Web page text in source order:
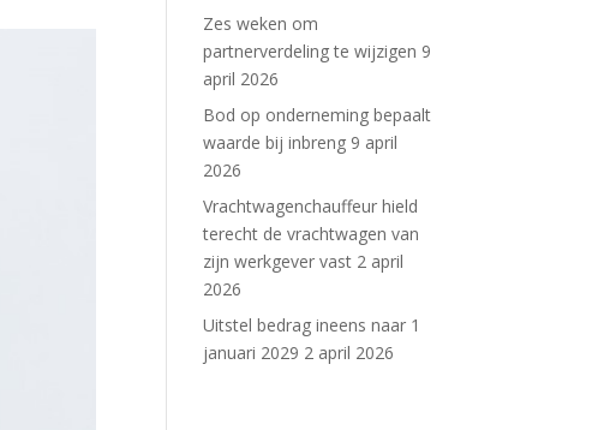
Zes weken om
partnerverdeling te wijzigen 9
april 2026
Bod op onderneming bepaalt
waarde bij inbreng 9 april
2026
Vrachtwagenchauffeur hield
terecht de vrachtwagen van
zijn werkgever vast 2 april
2026
Uitstel bedrag ineens naar 1
januari 2029 2 april 2026